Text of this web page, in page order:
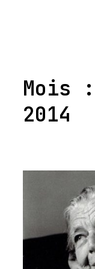
Mois :
2014